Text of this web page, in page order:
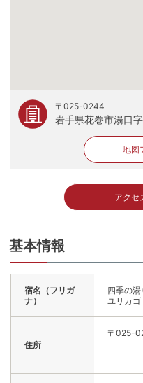
〒025-0244
岩手県花巻市湯口
地図
アクセ
基本情報
宿名（フリガ
ナ）
四季の
ユリカ
住所
〒025-